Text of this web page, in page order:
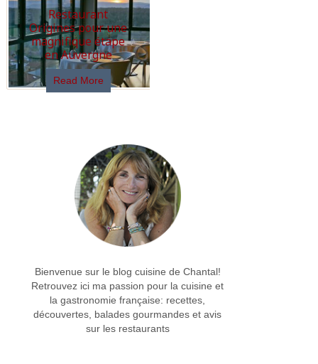
Restaurant
Origines pour une
magnifique étape
en Auvergne
Read More
Bienvenue sur le blog cuisine de Chantal!
Retrouvez ici ma passion pour la cuisine et
la gastronomie française: recettes,
découvertes, balades gourmandes et avis
sur les restaurants